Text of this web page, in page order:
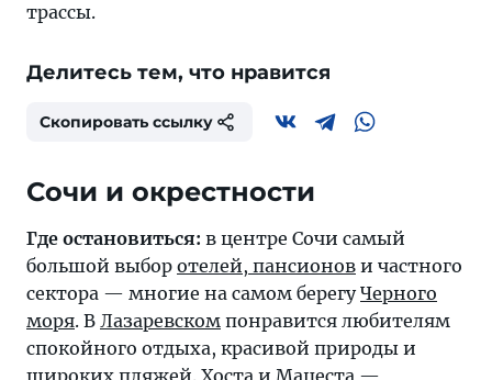
трассы.
Делитесь тем, что нравится
Скопировать ссылку
Где остановиться: в центре Сочи самый
большой выбор отелей, пансионов и частного
сектора — многие на самом берегуЧерного
моря. В Лазаревском понравится любителям
спокойного отдыха, красивой природы и
широких пляжей. Хоста и Мацеста —